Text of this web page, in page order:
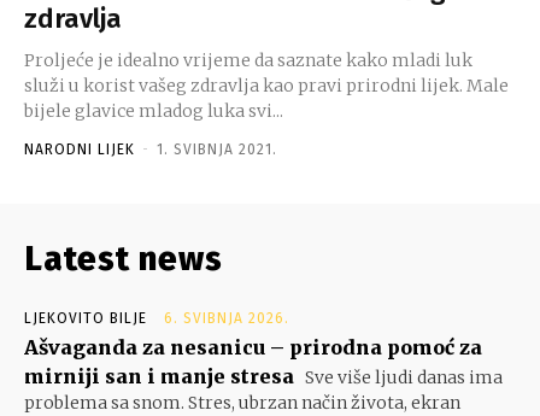
zdravlja
Proljeće je idealno vrijeme da saznate kako mladi luk
služi u korist vašeg zdravlja kao pravi prirodni lijek. Male
bijele glavice mladog luka svi...
NARODNI LIJEK - 1. SVIBNJA 2021.
Latest news
LJEKOVITO BILJE 6. SVIBNJA 2026.
Ašvaganda za nesanicu – prirodna pomoć za
mirniji san i manje stresa Sve više ljudi danas ima
problema sa snom. Stres, ubrzan način života, ekran